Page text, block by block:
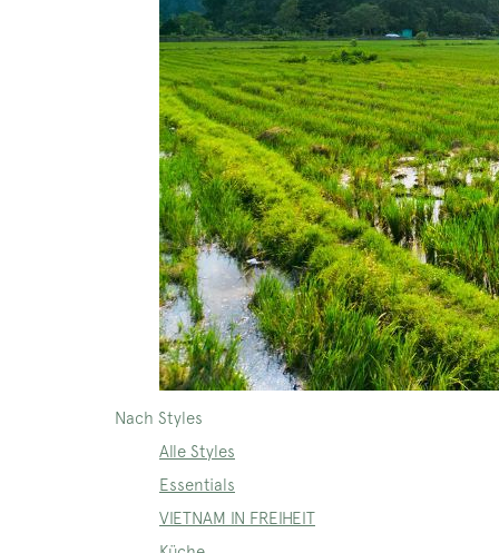
Nach Styles
Alle Styles
Essentials
VIETNAM IN FREIHEIT